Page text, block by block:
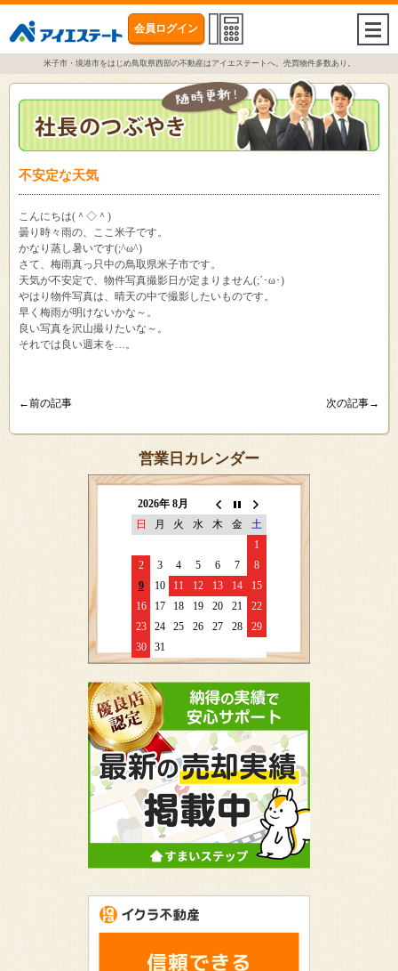
会員ログイン
米子市・境港市をはじめ鳥取県西部の不動産はアイエステートへ。売買物件多数あり。
不安定な天気
こんにちは(＾◇＾)
曇り時々雨の、ここ米子です。
かなり蒸し暑いです(;^ω^)
さて、梅雨真っ只中の鳥取県米子市です。
天気が不安定で、物件写真撮影日が定まりません(;´･ω･)
やはり物件写真は、晴天の中で撮影したいものです。
早く梅雨が明けないかな～。
良い写真を沢山撮りたいな～。
それでは良い週末を…。
←前の記事 次の記事→
営業日カレンダー
2026年 8月
日
月 火 水 木 金
土
1
2
3 4 5 6 7
8
9
10 11 12 13 14
15
16
17 18 19 20 21
22
23
24 25 26 27 28
29
30
31